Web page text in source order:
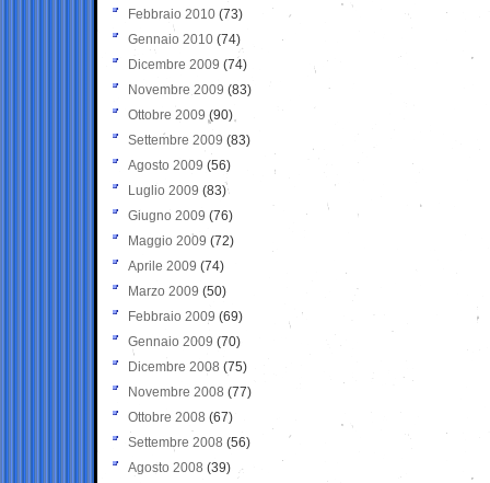
Febbraio 2010 (73)
Gennaio 2010 (74)
Dicembre 2009 (74)
Novembre 2009 (83)
Ottobre 2009 (90)
Settembre 2009 (83)
Agosto 2009 (56)
Luglio 2009 (83)
Giugno 2009 (76)
Maggio 2009 (72)
Aprile 2009 (74)
Marzo 2009 (50)
Febbraio 2009 (69)
Gennaio 2009 (70)
Dicembre 2008 (75)
Novembre 2008 (77)
Ottobre 2008 (67)
Settembre 2008 (56)
Agosto 2008 (39)